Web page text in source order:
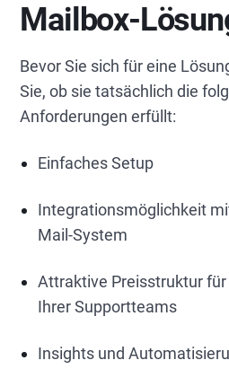
Mailbox-
Bevor Sie sich für eine
Sie, ob sie tatsächlich die
Anforderungen erfüllt:
Einfaches Setup
Integrationsmöglichkeit
Mail-System
Attraktive Preisstruktur
Ihrer Supportteams
Insights und